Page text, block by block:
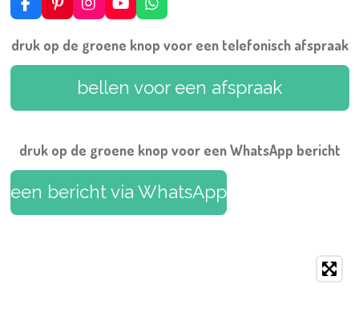
F
a
e
b
k
P
i
t
e
s
I
n
t
a
g
r
a
Y
o
T
u
b
e
W
h
t
s
A
p
p
druk op de groene knop voor een telefonisch afspraak
bellen voor een afspraak
druk op de groene knop voor een WhatsApp bericht
een bericht via WhatsApp